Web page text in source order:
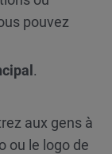
pouvez
.
aux gens à
ou le logo de